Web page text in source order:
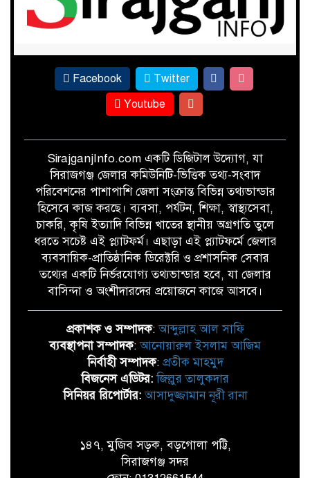
Facebook
Twitter
Youtube
SirajganjInfo.com একটি ডিজিটাল উদ্যোগ, যা
সিরাজগঞ্জ জেলার কমিউনিটি-ভিত্তিক তথ্য-সংবাদ
পরিবেশনের পাশাপাশি জেলা সংক্রান্ত বিভিন্ন তথ্যভান্ডার
হিসেবে কাজ করছে। ব্যবসা, পর্যটন, শিক্ষা, স্বাস্থ্যসেবা,
চাকরি, কৃষি ইত্যাদি বিভিন্ন খাতের স্থানীয় অগ্রগতি তুলে
ধরতে সচেষ্ট এই প্ল্যাটফর্ম। এছাড়া এই প্ল্যাটফর্মে জেলার
ব্যবসায়িক-প্রাতিষ্ঠানিক ডিরেক্টরি ও প্রশাসনিক সেবার
তথ্যের একটি নির্ভরযোগ্য তথ্যভান্ডার হবে, যা জেলার
বাসিন্দা ও অংশীদারদের প্রয়োজনে কাজে আসবে।
প্রকাশক ও সম্পাদক:আব্দুল্লাহ আল সাফি
ব্যবস্থাপনা সম্পাদক:আনোয়ারুল ইসলাম আজিম
নির্বাহী সম্পাদক: প্রতীক মাহমুদ
বিজনেস এডিটর: জিল্লুর তালুকদার
সিনিয়র রিপোর্টার: আসাদুজ্জামান নূরী রানা
১৪৭, মুজিব সড়ক, বড়গোলা পট্টি,
সিরাজগঞ্জ সদর